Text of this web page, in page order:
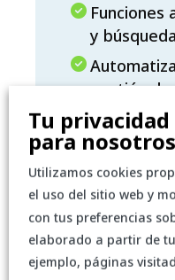
Funciones
y
gestión de
de datos.
Solicitar más
presupuesto a
Tu
para nosotros
Utilizamos cookies
el uso del sitio web y
con tus preferencias
elaborado a partir de
ejemplo, páginas